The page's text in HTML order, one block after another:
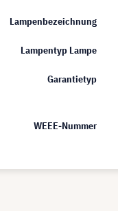
Lampenbezeichnung
Lampentyp Lampe
Garantietyp
WEEE-Nummer